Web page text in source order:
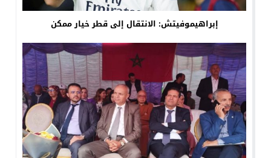
إبراهيموفيتش: الانتقال إلى قطر خيار ممكن